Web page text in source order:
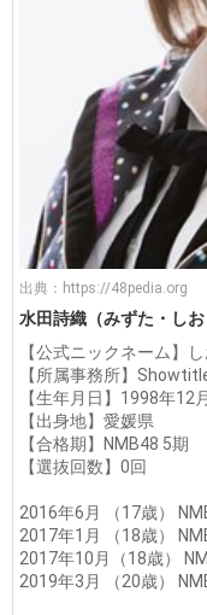
出典： https://48pedia.org
水田詩織（みずた・し
【公式ニックネーム】し
【所属事務所】
【生年月日】1998年12
【出身地】愛媛県
【合格期】NMB48 5期
【選抜回数】0回
2016年6月 （17歳）
2017年1月 （18歳）
2017年10月（18歳）
2019年3月 （20歳）